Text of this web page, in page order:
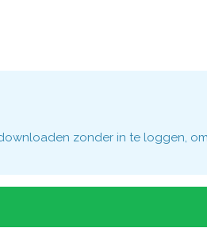
zonder in te loggen,